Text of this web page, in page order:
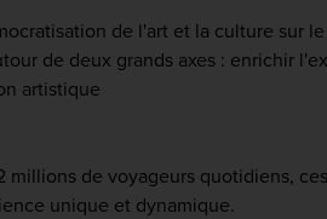
de l'art et la culture sur le
de deux grands axes : enrichir
artistique
de voyageurs quotidiens,
unique et dynamique.